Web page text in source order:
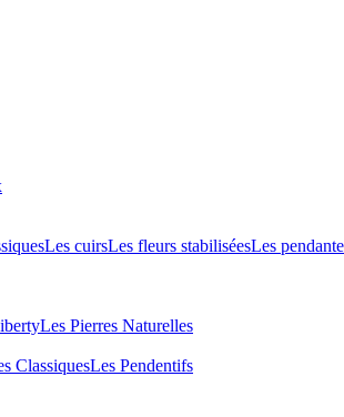
Les cuirsLes fleurs stabiliséesLes
Les Pierres Naturelles
ClassiquesLes Pendentifs